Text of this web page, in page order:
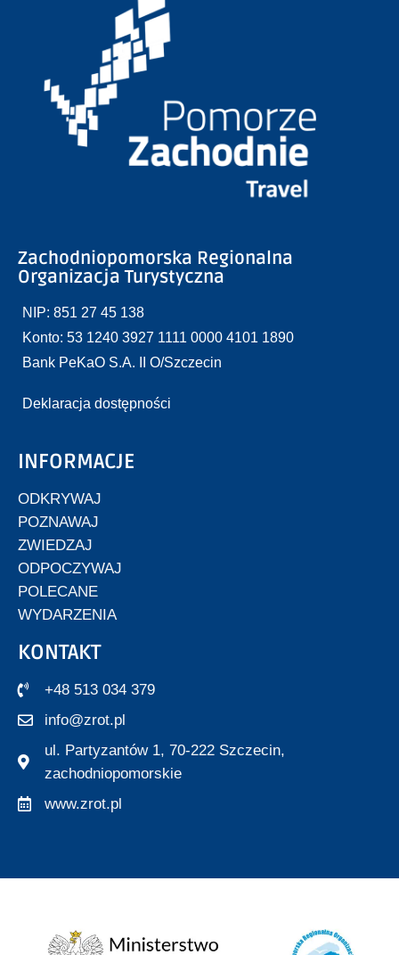
Zachodniopomorska Regionalna
Organizacja Turystyczna
NIP: 851 27 45 138
Konto: 53 1240 3927 1111 0000 4101 1890
Bank PeKaO S.A. II O/Szczecin
Deklaracja dostępności
INFORMACJE
ODKRYWAJ
POZNAWAJ
ZWIEDZAJ
ODPOCZYWAJ
POLECANE
WYDARZENIA
KONTAKT
+48 513 034 379
info@zrot.pl
ul. Partyzantów 1, 70-222 Szczecin,
zachodniopomorskie
www.zrot.pl